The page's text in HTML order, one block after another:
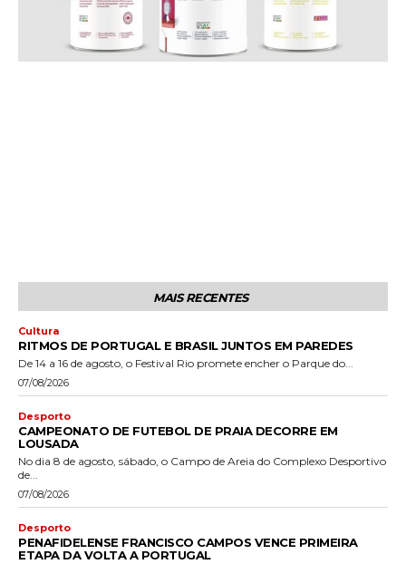
MAIS RECENTES
Cultura
RITMOS DE PORTUGAL E BRASIL JUNTOS EM PAREDES
De 14 a 16 de agosto, o Festival Rio promete encher o Parque do...
07/08/2026
Desporto
CAMPEONATO DE FUTEBOL DE PRAIA DECORRE EM
LOUSADA
No dia 8 de agosto, sábado, o Campo de Areia do Complexo Desportivo
de...
07/08/2026
Desporto
PENAFIDELENSE FRANCISCO CAMPOS VENCE PRIMEIRA
ETAPA DA VOLTA A PORTUGAL